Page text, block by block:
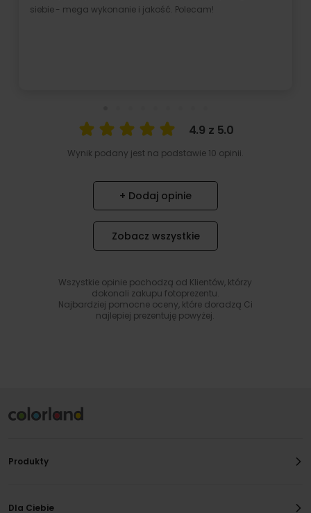
wykonanie i jakość. Polecam!
4.9 z 5.0
Wynik podany jest na podstawie 10 opinii.
+ Dodaj opinie
Zobacz wszystkie
Wszystkie opinie pochodzą od Klientów, którzy
dokonali zakupu fotoprezentu.
Najbardziej pomocne oceny, które doradzą Ci
najlepiej prezentuję powyżej.
Produkty
Dla Ciebie